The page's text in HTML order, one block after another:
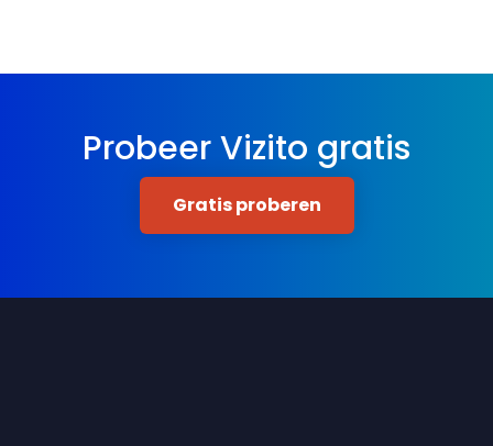
Probeer Vizito gratis
Gratis proberen